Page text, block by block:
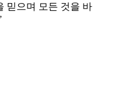
믿으며 모든 것을 바